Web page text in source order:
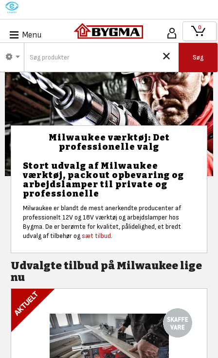
M
Menu
Søg
0
Milwaukee værktøj: Det
professionelle valg
Stort udvalg af Milwaukee
værktøj, packout opbevaring og
arbejdslamper til private og
professionelle
Milwaukee er blandt de mest anerkendte producenter af
professionelt 12V og 18V værktøj og arbejdslamper hos
Bygma. De er berømte for kvalitet, pålidelighed, et bredt
udvalg af tilbehør og sæt tilbud.
Udvalgte tilbud på Milwaukee lige
nu